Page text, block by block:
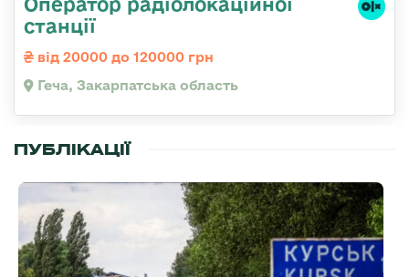
станції
від 20000 до 120000 грн
Геча, Закарпатська область
ПУБЛІКАЦІЇ